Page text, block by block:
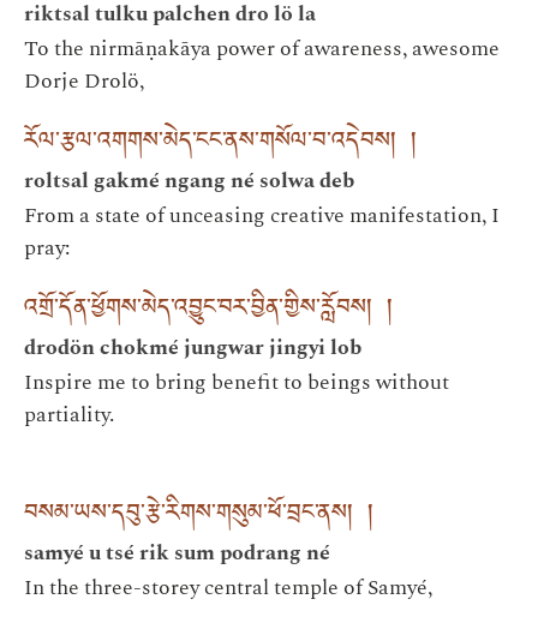
riktsal tulku palchen dro lö la
To the nirmāṇakāya power of awareness, awesome
Dorje Drolö,
རོལ་རྩལ་འགགས་མེད་ངང་ནས་གསོལ་བ་འདེབས། །
roltsal gakmé ngang né solwa deb
From a state of unceasing creative manifestation, I
pray:
འགྲོ་དོན་ཕྱོགས་མེད་འབྱུང་བར་བྱིན་གྱིས་རློབས། །
drodön chokmé jungwar jingyi lob
Inspire me to bring benefit to beings without
partiality.
བསམ་ཡས་དབུ་རྩེ་རིགས་གསུམ་ཕོ་བྲང་ནས། །
samyé u tsé rik sum podrang né
In the three-storey central temple of Samyé,